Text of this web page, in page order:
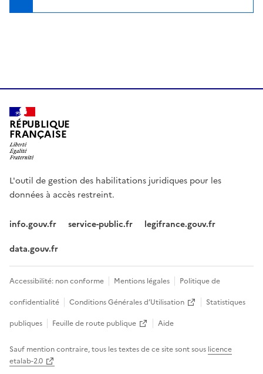
RÉPUBLIQUE
FRANÇAISE
L'outil de gestion des habilitations juridiques pour les
données à accès restreint.
info.gouv.fr service-public.fr
legifrance.gouv.fr
data.gouv.fr
Accessibilité: non conforme Mentions légales
Politique de
confidentialité
Conditions Générales d’Utilisation
Statistiques
publiques
Feuille de route publique Aide
Sauf mention contraire, tous les textes de ce site sont sous licence
etalab-2.0